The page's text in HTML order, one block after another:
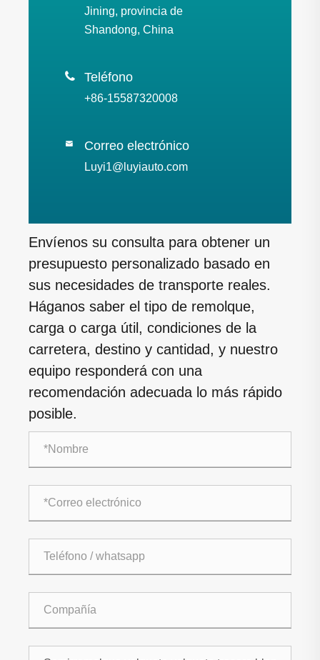
Jining, provincia de
Shandong, China
 Teléfono
+86-15587320008
 Correo electrónico
Luyi1@luyiauto.com
Envíenos su consulta para obtener un
presupuesto personalizado basado en
sus necesidades de transporte reales.
Háganos saber el tipo de remolque,
carga o carga útil, condiciones de la
carretera, destino y cantidad, y nuestro
equipo responderá con una
recomendación adecuada lo más rápido
posible.